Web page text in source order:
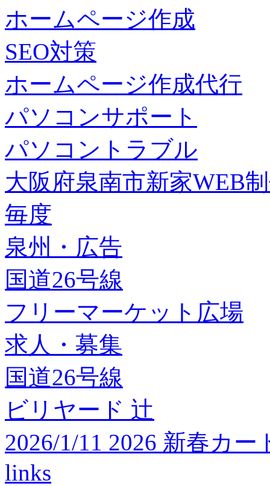
ホームページ作成
SEO対策
ホームページ作成代行
パソコンサポート
パソコントラブル
大阪府泉南市新家WEB
毎度
泉州・広告
国道26号線
フリーマーケット広場
求人・募集
国道26号線
ビリヤード 辻
2026/1/11 2026 新春カ
links